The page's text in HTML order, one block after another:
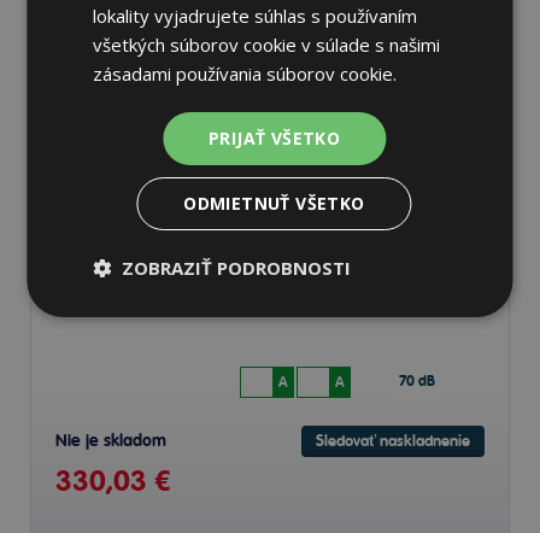
Na sklade 1 ks -K odberu na predajni 13.8.2026
K odberu na17 pobočkách
ks
Pirelli P ZERO PZ5
A A 70 dB
Nie je skladom Sledovať naskladnenie
330,03 €
lokality vyjadrujete súhlas s používaním
všetkých súborov cookie v súlade s našimi
zásadami používania súborov cookie.
PRIJAŤ VŠETKO
ODMIETNUŤ VŠETKO
ZOBRAZIŤ PODROBNOSTI